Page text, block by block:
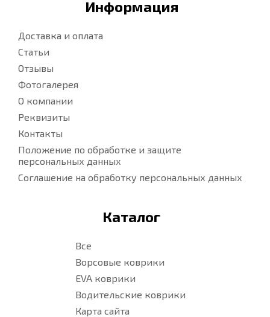
Информация
Доставка и оплата
Статьи
Отзывы
Фотогалерея
О компании
Реквизиты
Контакты
Положение по обработке и защите
персональных данных
Соглашение на обработку персональных данных
Каталог
Все
Ворсовые коврики
EVA коврики
Водительские коврики
Карта сайта